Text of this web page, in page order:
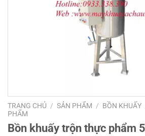
TRANG CHỦ / SẢN PHẨM / BỒN KHUẤY
PHẨM
Bồn khuấy trộn thực phẩm